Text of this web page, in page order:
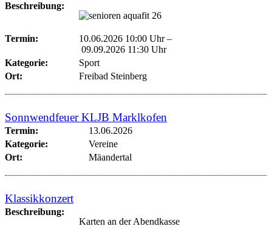
Beschreibung:
Termin: 10.06.2026 10:00 Uhr–
09.09.2026 11:30 Uhr
Kategorie:
Sport
Ort:
Freibad Steinberg
Sonnwendfeuer KLJB Marklkofen
Termin:
13.06.2026
Kategorie:
Vereine
Ort:
Mäandertal
Klassikkonzert
Beschreibung:
Karten an der Abendkasse